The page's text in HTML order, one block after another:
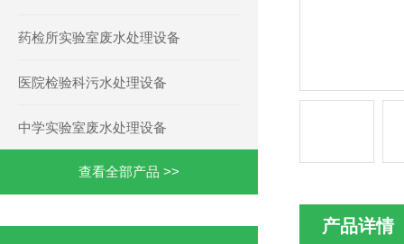
药检所实验室废水处理设备
医院检验科污水处理设备
中学实验室废水处理设备
查看全部产品 >>
产品详情